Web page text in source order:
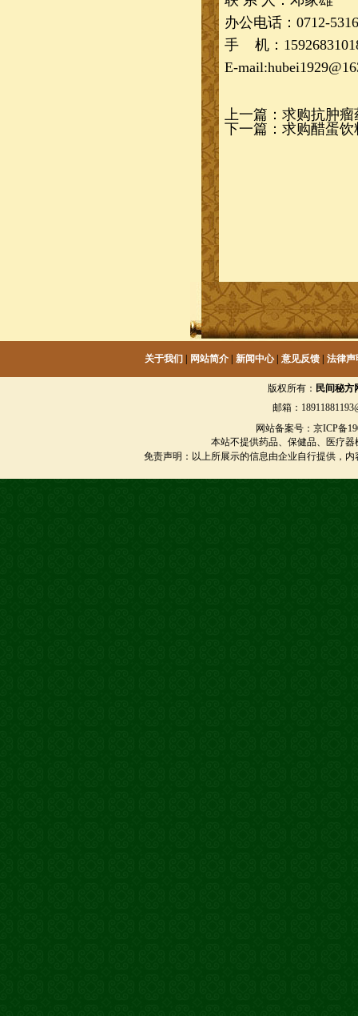
办公电话： 0712-
手
机：
E-
上一篇： 求购抗肿
下一篇： 求购醋蛋饮
关于我们 网站简介 新闻中心| 意见反馈 法律声
版权所有： 民间秘方
邮箱：
网站备案号：京ICP备
本站不提供药品、保健品、医疗
免责声明：以上所展示的信息由企业自行提供，